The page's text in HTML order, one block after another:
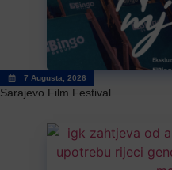
7 Augusta, 2026
Sarajevo Film Festival